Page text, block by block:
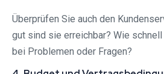
Überprüfen Sie auch den
gut sind sie erreichbar? Wie
bei Problemen oder Fragen?